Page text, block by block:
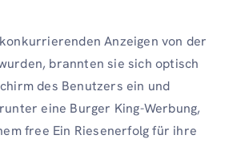
Anzeigen von der
brannten sie sich optisch
des Benutzers ein und
eine Burger King-Werbung,
free Ein Riesenerfolg für ihre